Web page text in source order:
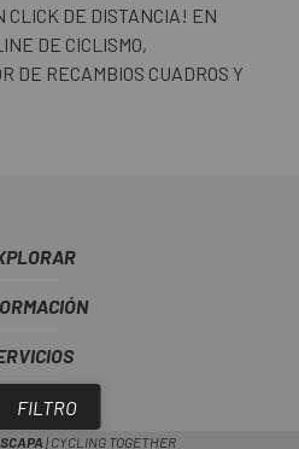
CLICK DE DISTANCIA! EN
DE CICLISMO,
DE RECAMBIOS CUADROS Y
| CYCLING TOGETHER
FILTRO